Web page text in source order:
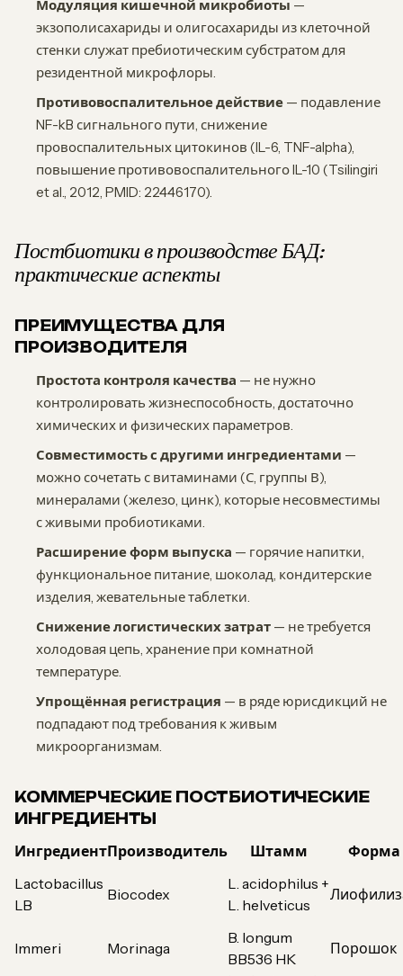
Модуляция кишечной микробиоты —
экзополисахариды и олигосахариды из клеточной
стенки служат пребиотическим субстратом для
резидентной микрофлоры.
Противовоспалительное действие — подавление
NF-kB сигнального пути, снижение
провоспалительных цитокинов (IL-6, TNF-alpha),
повышение противовоспалительного IL-10 (Tsilingiri
et al., 2012, PMID: 22446170).
Постбиотики в производстве БАД:
практические аспекты
ПРЕИМУЩЕСТВА ДЛЯ
ПРОИЗВОДИТЕЛЯ
Простота контроля качества — не нужно
контролировать жизнеспособность, достаточно
химических и физических параметров.
Совместимость с другими ингредиентами —
можно сочетать с витаминами (С, группы В),
минералами (железо, цинк), которые несовместимы
с живыми пробиотиками.
Расширение форм выпуска — горячие напитки,
функциональное питание, шоколад, кондитерские
изделия, жевательные таблетки.
Снижение логистических затрат — не требуется
холодовая цепь, хранение при комнатной
температуре.
Упрощённая регистрация — в ряде юрисдикций не
подпадают под требования к живым
микроорганизмам.
КОММЕРЧЕСКИЕ ПОСТБИОТИЧЕСКИЕ
ИНГРЕДИЕНТЫ
ИнгредиентПроизводитель Штамм
Форма
Lactobacillus
LB
Biocodex
L. acidophilus +
L. helveticus
Immeri Morinaga
B. longum
BB536 HK
Порошок